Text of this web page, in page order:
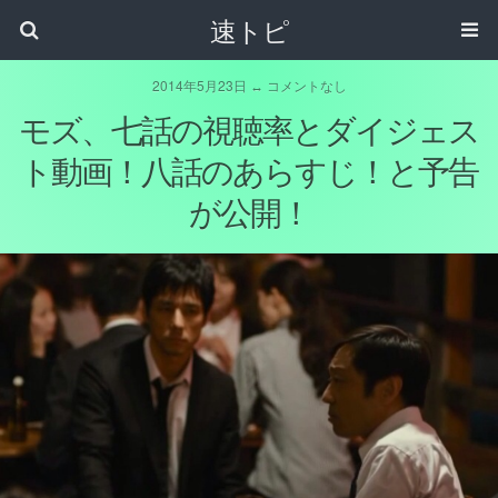
速トピ
2014年5月23日 ↔ コメントなし
モズ、七話の視聴率とダイジェス
ト動画！八話のあらすじ！と予告
が公開！